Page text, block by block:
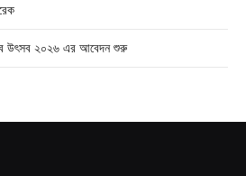
যুব উৎসব ২০২৬ এর আবেদন শুরু